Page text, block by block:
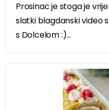
Prosinac je stoga je
slatki blagdanski video
s Dolcelom :)...